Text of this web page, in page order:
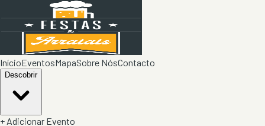
InícioEventosMapaSobre NósContacto
Descobrir
+ Adicionar Evento